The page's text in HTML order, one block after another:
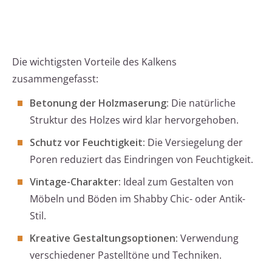
Die wichtigsten Vorteile des Kalkens
zusammengefasst:
Betonung der Holzmaserung: Die natürliche
Struktur des Holzes wird klar hervorgehoben.
Schutz vor Feuchtigkeit: Die Versiegelung der
Poren reduziert das Eindringen von Feuchtigkeit.
Vintage-Charakter: Ideal zum Gestalten von
Möbeln und Böden im Shabby Chic- oder Antik-
Stil.
Kreative Gestaltungsoptionen: Verwendung
verschiedener Pastelltöne und Techniken.